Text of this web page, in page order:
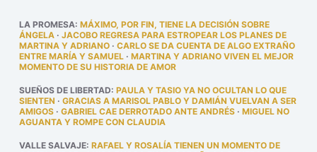
LA PROMESA: MÁXIMO, POR FIN, TIENE LA DECISIÓN SOBRE
ÁNGELA· JACOBO REGRESA PARA ESTROPEAR LOS PLANES DE
MARTINA Y ADRIANO· CARLO SE DA CUENTA DE ALGO EXTRAÑO
ENTRE MARÍA Y SAMUEL· MARTINA Y ADRIANO VIVEN EL MEJOR
MOMENTO DE SU HISTORIA DE AMOR
SUEÑOS DE LIBERTAD: PAULA Y TASIO YA NO OCULTAN LO QUE
SIENTEN · GRACIAS A MARISOL PABLO Y DAMIÁN VUELVAN A SER
AMIGOS· GABRIEL CAE DERROTADO ANTE ANDRÉS· MIGUEL NO
AGUANTA Y ROMPE CON CLAUDIA
VALLE SALVAJE: RAFAEL Y ROSALÍA TIENEN UN MOMENTO DE